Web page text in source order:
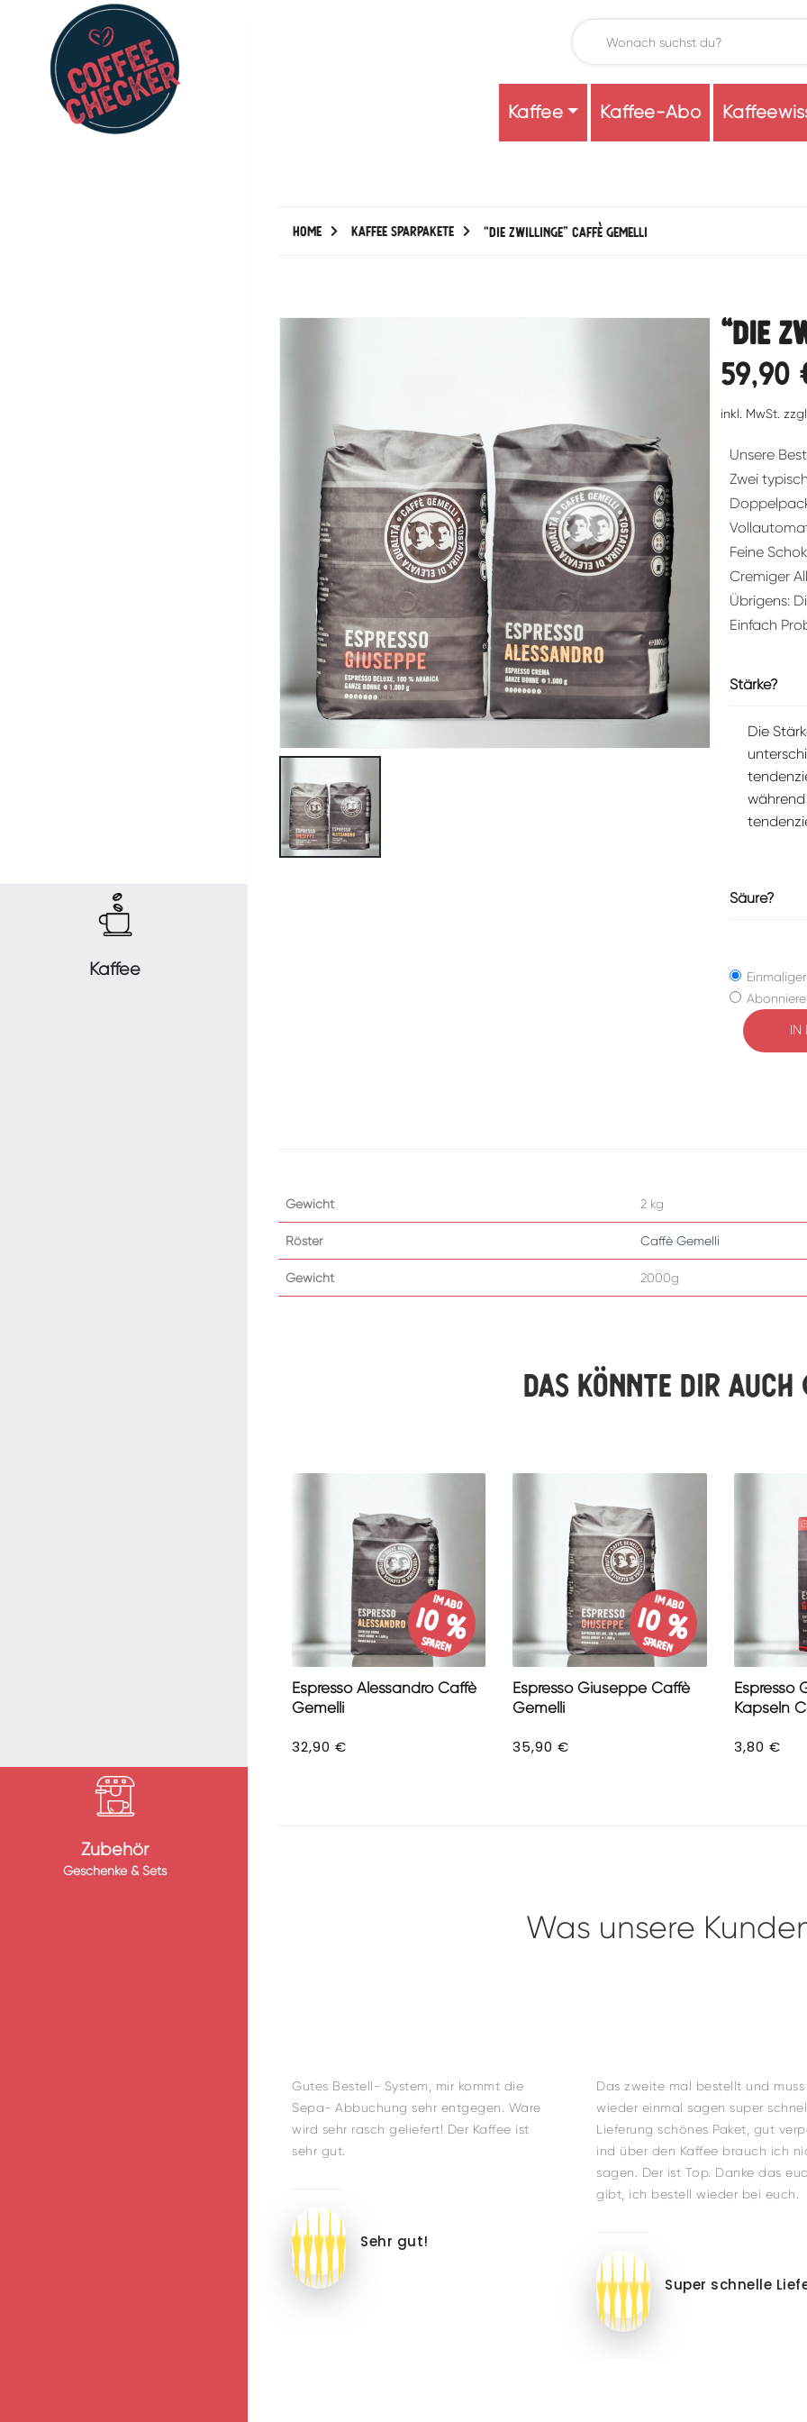
Kaffee
Zubehör
Geschenke & Sets
Kaffee Kaffee-Abo
Home Kaffee Sparpakete “Die Zwillinge” Caffè Gemelli
“Die
59,90
inkl. MwSt.
Unsere
Zwei
Feine
Cremiger
Übrigens:
Einfach
Stärke?
Die
Säure?
IN
Gewicht 2 kg
Röster Caffè Gemelli
Gewicht 2000g
Das könnte dir
im Abo
10 %
sparen
Espresso Alessandro Caffè
Gemelli
32,90 €
im Abo
10 %
sparen
Espresso Giuseppe Caffè
Gemelli
35,90€
Espresso
Kapseln
3,80 €
Was unsere
Gutes Bestell- System, mir kommt die
Sepa- Abbuchung sehr entgegen. Ware
wird sehr rasch geliefert! Der Kaffee ist
sehr gut.
Sehr gut!
Das zweite mal bestellt und muss
wieder einmal sagen super
Lieferung schönes Paket, gut
ind über den Kaffee brauch ich
sagen. Der ist Top. Danke das
gibt, ich bestell wieder bei euch.
Super schnelle